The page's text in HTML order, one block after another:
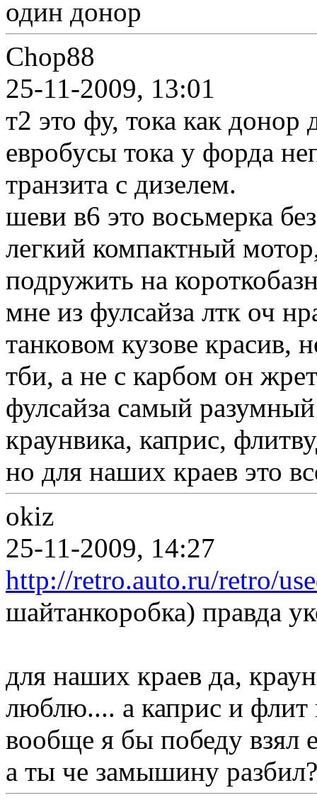
один донор
Chop88
25-11-2009, 13:01
т2 это фу, тока как
евробусы тока у форда
транзита с дизелем.
шеви в6 это восьмерка
легкий компактный
подружить на
мне из фулсайза лтк оч
танковом кузове красив,
тби, а не с карбом он
фулсайза самый
краунвика, каприс,
но для наших краев это
okiz
25-11-2009, 14:27
http://retro.auto.ru/retro/
шайтанкоробка) правда
для наших краев да,
люблю.... а каприс и флит
вообще я бы победу взял
а ты че замышину разбил?